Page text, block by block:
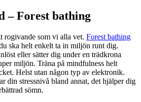
– Forest bathing
rogivande som vi alla vet. Forest bathing
ska helt enkelt ta in miljön runt dig.
eller sätter dig under en trädkrona
miljön. Träna på mindfulness helt
Helst utan någon typ av elektronik.
din stressnivå bland annat, det hjälper dig
sömn.